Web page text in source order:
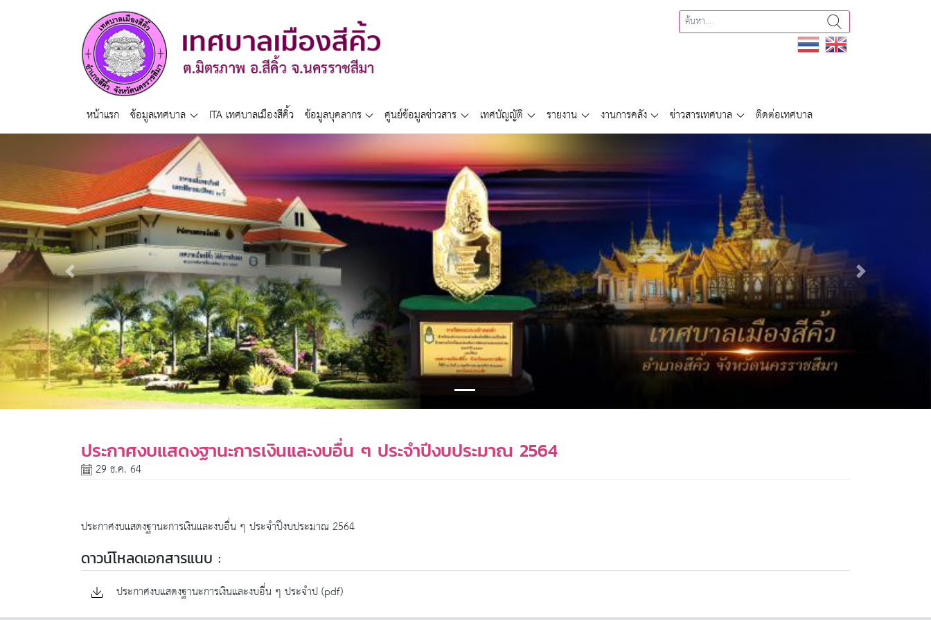
หน้าแรก ข้อมูลเทศบาล ITA เทศบาลเมืองสีคิ้ว ข้อมูลบุคลากร ศูนย์ข้อมูลข่าวสาร เทศบัญญัติ รายงาน งานการคลัง ข่าวสารเทศบาล ติดต่อเทศบาล
Previous Next
ประกาศงบแสดงฐานะการเงินและงบอื่น ๆ ประจำปีงบประมาณ 2564
29 ธ.ค. 64
ประกาศงบแสดงฐานะการเงินและงบอื่น ๆ ประจำปีงบประมาณ 2564
ดาวน์โหลดเอกสารแนบ :
ประกาศงบแสดงฐานะการเงินและงบอื่น ๆ ประจำป (pdf)